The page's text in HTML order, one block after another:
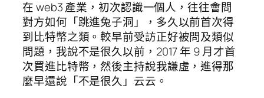
在 web3 產業，初次認識一個人，往往會問
對方如何「跳進兔子洞」，多久以前首次得
到比特幣之類。較早前受訪正好被問及類似
問題，我說不是很久以前，2017 年 9 月才首
次買進比特幣，然後主持說我謙虛，進得那
麼早還說「不是很久」云云。